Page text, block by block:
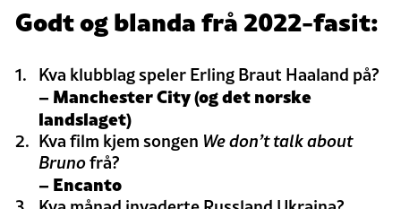
Godt og blanda frå 2022-fasit:
Kva klubblag speler Erling Braut Haaland på?
– Manchester City (og det norske
landslaget)
Kva film kjem songen We don’t talk about
Brunofrå?
– Encanto